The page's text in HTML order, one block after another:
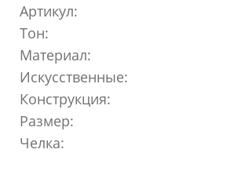
Артикул:
Тон:
Материал:
Искусственные:
Конструкция:
Размер:
Челка: